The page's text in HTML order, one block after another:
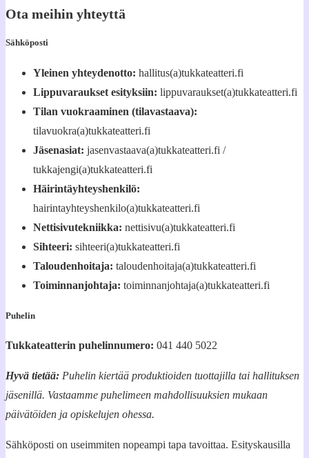
Ota meihin yhteyttä
Sähköposti
Yleinen yhteydenotto: hallitus(a)tukkateatteri.fi
Lippuvaraukset esityksiin: lippuvaraukset(a)tukkateatteri.fi
Tilan vuokraaminen (tilavastaava):
tilavuokra(a)tukkateatteri.fi
Jäsenasiat: jasenvastaava(a)tukkateatteri.fi /
tukkajengi(a)tukkateatteri.fi
Häirintäyhteyshenkilö:
hairintayhteyshenkilo(a)tukkateatteri.fi
Nettisivutekniikka: nettisivu(a)tukkateatteri.fi
Sihteeri: sihteeri(a)tukkateatteri.fi
Taloudenhoitaja: taloudenhoitaja(a)tukkateatteri.fi
Toiminnanjohtaja: toiminnanjohtaja(a)tukkateatteri.fi
Puhelin
Tukkateatterin puhelinnumero: 041 440 5022
Hyvä tietää: Puhelin kiertää produktioiden tuottajilla tai hallituksen
jäsenillä. Vastaamme puhelimeen mahdollisuuksien mukaan
päivätöiden ja opiskelujen ohessa.
Sähköposti on useimmiten nopeampi tapa tavoittaa. Esityskausilla